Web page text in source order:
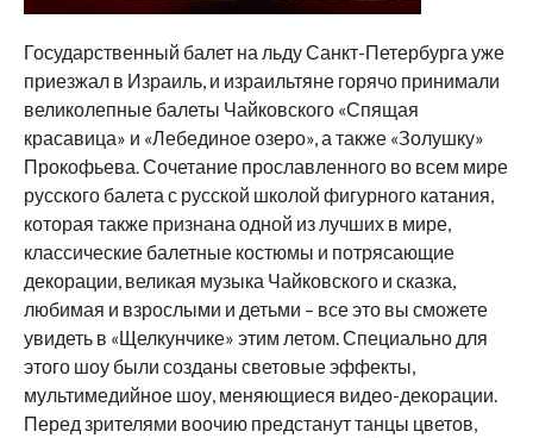
Государственный балет на льду Санкт-Петербурга уже
приезжал в Израиль, и израильтяне горячо принимали
великолепные балеты Чайковского «Спящая
красавица» и «Лебединое озеро», а также «Золушку»
Прокофьева. Сочетание прославленного во всем мире
русского балета с русской школой фигурного катания,
которая также признана одной из лучших в мире,
классические балетные костюмы и потрясающие
декорации, великая музыка Чайковского и сказка,
любимая и взрослыми и детьми – все это вы сможете
увидеть в «Щелкунчике» этим летом. Специально для
этого шоу были созданы световые эффекты,
мультимедийное шоу, меняющиеся видео-декорации.
Перед зрителями воочию предстанут танцы цветов,